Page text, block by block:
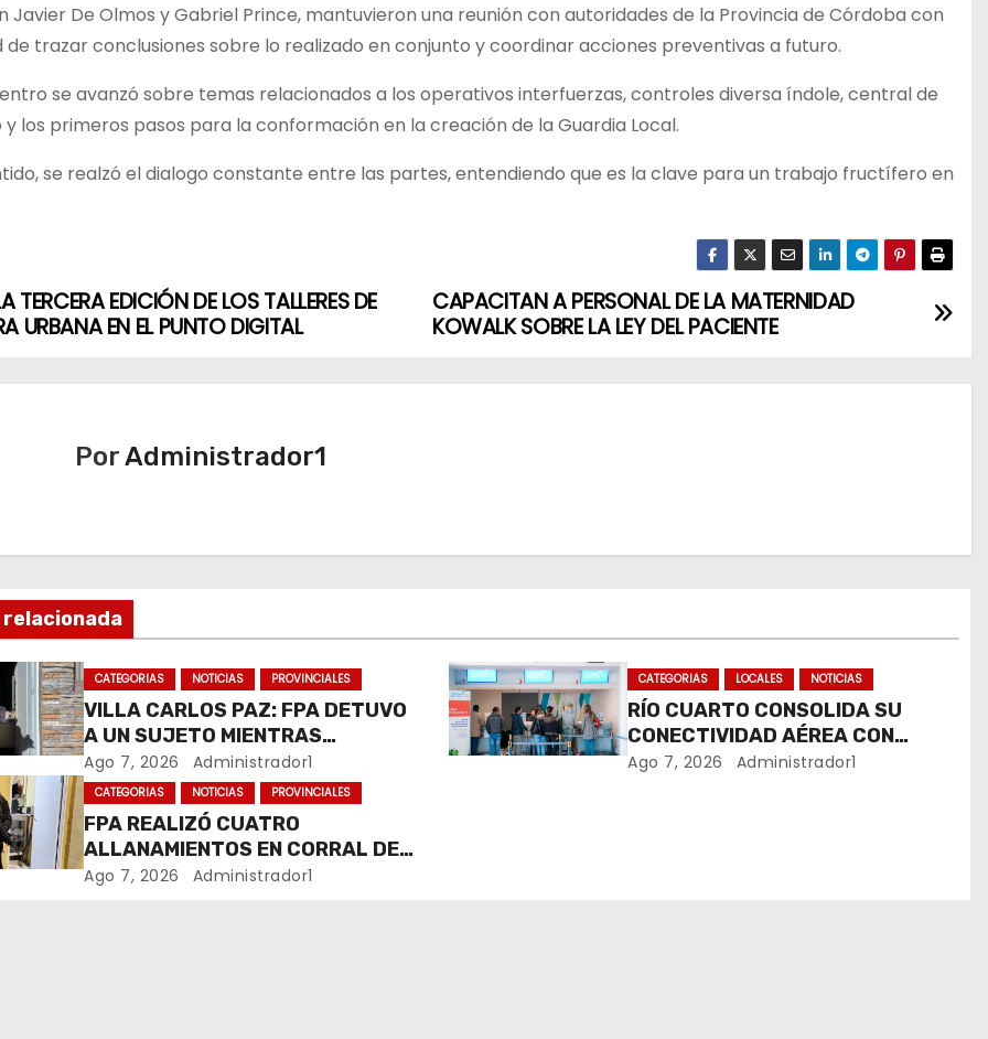
Javier De Olmos y Gabriel Prince, mantuvieron una reunión con autoridades de la Provincia de Córdoba con
de trazar conclusiones sobre lo realizado en conjunto y coordinar acciones preventivas a futuro.
se avanzó sobre temas relacionados a los operativos interfuerzas, controles diversa índole, central de
los primeros pasos para la conformación en la creación de la Guardia Local.
se realzó el dialogo constante entre las partes, entendiendo que es la clave para un trabajo fructífero en
CAPACITAN A PERSONAL DE LA MATERNIDAD
KOWALK SOBRE LA LEY DEL PACIENTE
TERCERA EDICIÓN DE LOS TALLERES DE
URBANA EN EL PUNTO DIGITAL
PorAdministrador1
CATEGORIAS NOTICIAS PROVINCIALES
VILLA CARLOS PAZ: FPA DETUVO
A UN SUJETO MIENTRAS
COMERCIALIZABA COCAÍNA Y
MARIHUANA EN UNA PLAZA
Ago 7, 2026 Administrador1
CATEGORIAS LOCALES NOTICIAS
RÍO CUARTO CONSOLIDA SU
CONECTIVIDAD AÉREA CON
CUATRO VUELOS SEMANALES A
Ago 7, 2026 Administrador1
CATEGORIAS NOTICIAS PROVINCIALES
FPA REALIZÓ CUATRO
ALLANAMIENTOS EN CORRAL DE
BUSTOS-IFFLINGER
Ago 7, 2026 Administrador1